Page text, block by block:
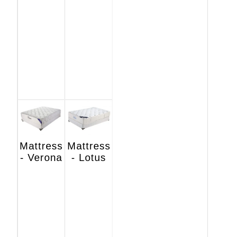
Mattress
- Verona
Mattress
- Lotus